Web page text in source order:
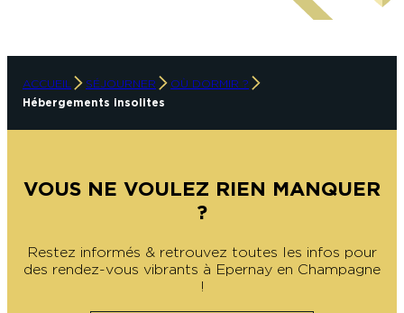
ACCUEIL SÉJOURNER
OÙ DORMIR ?
Hébergements insolites
VOUS NE VOULEZ RIEN MANQUER
?
Restez informés & retrouvez toutes les infos pour
des rendez-vous vibrants à Epernay en Champagne
!